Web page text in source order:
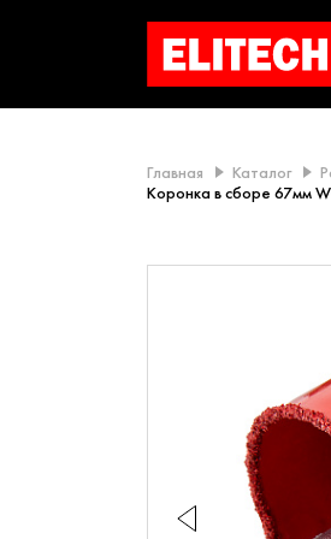
Главная Каталог
Коронка в сборе 67мм